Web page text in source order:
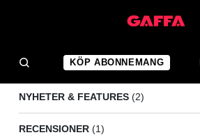
KÖP ABONNEMANG
NYHETER & FEATURES (2)
RECENSIONER (1)